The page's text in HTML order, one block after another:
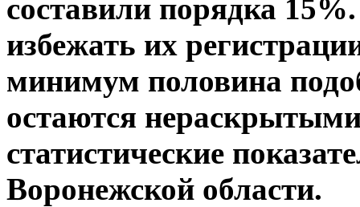
составили порядка
избежать их
минимум половина
остаются
статистические
Воронежской области.